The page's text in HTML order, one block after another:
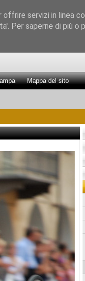
Mappa del sito
servizi in linea
Per saperne di più o